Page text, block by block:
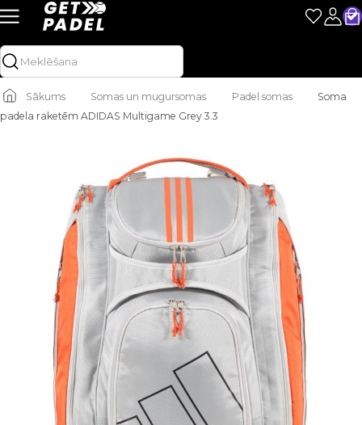
Sākums Somas un mugursomas Padel somas
Soma
padela raketēm ADIDAS Multigame Grey 3.3